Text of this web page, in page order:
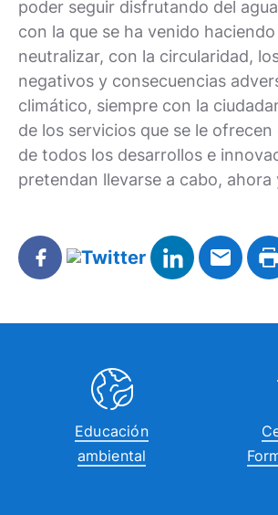
poder seguir disfrutando del
con la que se ha venido
neutralizar, con la circularidad,
negativos y consecuencias
climático, siempre con la
de los servicios que se le
de todos los desarrollos e
pretendan llevarse a cabo, ahora
Educación
ambiental